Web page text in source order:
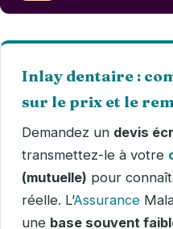
Inlay dentaire :
sur le prix et le
Demandez un devis
transmettez-le à votre
(mutuelle) pour
réelle. L’Assurance
une base souvent